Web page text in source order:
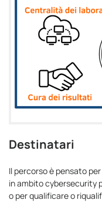
Destinatari
Il percorso è pensato
in ambito cybersecurity
o per qualificare o